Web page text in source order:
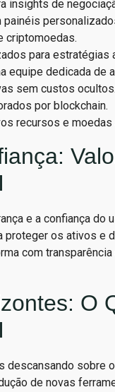
insights de
painéis
criptomoedas.
para estratégias
equipe dedicada de
sem custos ocultos.
por blockchain.
recursos e moedas
e a confiança do
proteger os ativos e
com
O
descansando
de novas